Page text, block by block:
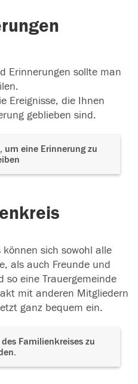
Erinnerungen sollte man
Ereignisse, die Ihnen
geblieben sind.
um eine Erinnerung zu
sich sowohl alle
als auch Freunde und
so eine Trauergemeinde
mit anderen Mitgliedern
ganz bequem ein.
Familienkreises zu